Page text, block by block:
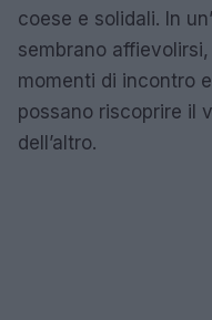
coese e solidali. In
sembrano
momenti di incontro
possano riscoprire il
dell’altro.